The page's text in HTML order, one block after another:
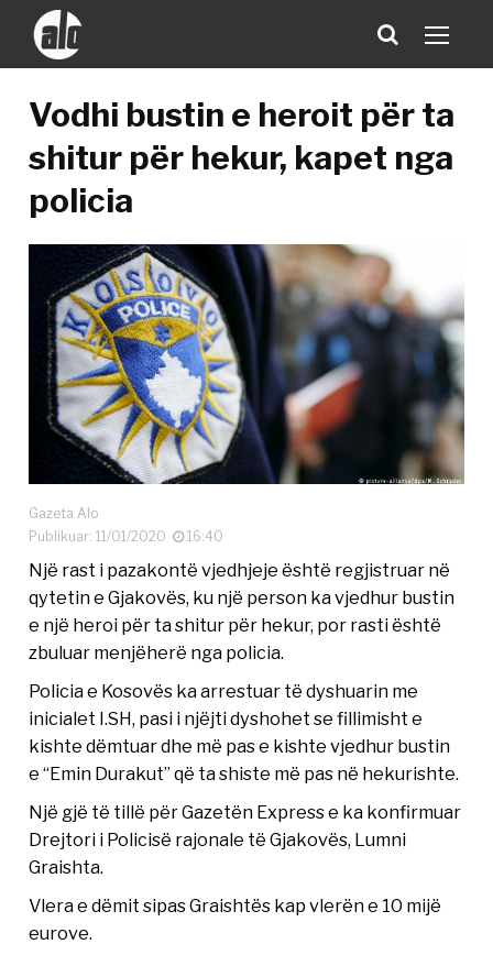
Vodhi bustin e heroit për ta
shitur për hekur, kapet nga
policia
Gazeta Alo
Publikuar: 11/01/2020
16:40
Një rast i pazakontë vjedhjeje është regjistruar në
qytetin e Gjakovës, ku një person ka vjedhur bustin
e një heroi për ta shitur për hekur, por rasti është
zbuluar menjëherë nga policia.
Policia e Kosovës ka arrestuar të dyshuarin me
inicialet I.SH, pasi i njëjti dyshohet se fillimisht e
kishte dëmtuar dhe më pas e kishte vjedhur bustin
e “Emin Durakut” që ta shiste më pas në hekurishte.
Një gjë të tillë për Gazetën Express e ka konfirmuar
Drejtori i Policisë rajonale të Gjakovës, Lumni
Graishta.
Vlera e dëmit sipas Graishtës kap vlerën e 10 mijë
eurove.